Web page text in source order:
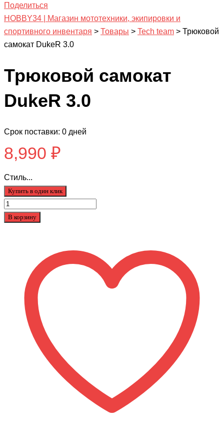
Поделиться
HOBBY34 | Магазин мототехники, экипировки и
спортивного инвентаря > Товары > Tech team > Трюковой
самокат DukeR 3.0
Трюковой самокат
DukeR 3.0
Срок поставки: 0 дней
8,990 ₽
Стиль...
Купить в один клик
Количество
товара
В корзину